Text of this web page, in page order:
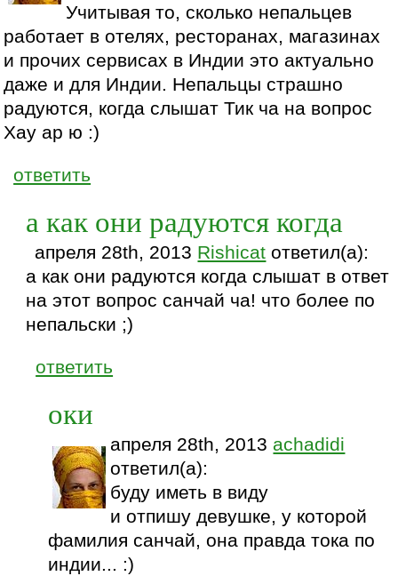
Учитывая то, сколько непальцев
работает в отелях, ресторанах, магазинах
и прочих сервисах в Индии это актуально
даже и для Индии. Непальцы страшно
радуются, когда слышат Тик ча на вопрос
Хау ар ю :)
ответить
а как они радуются когда
апреля 28th, 2013 Rishicat ответил(а):
а как они радуются когда слышат в ответ
на этот вопрос санчай ча! что более по
непальски ;)
ответить
оки
апреля 28th, 2013 achadidi
ответил(а):
буду иметь в виду
и отпишу девушке, у которой
фамилия санчай, она правда тока по
индии... :)